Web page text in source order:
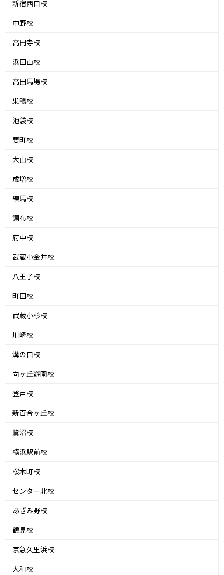
新宿西口校
中野校
高円寺校
浜田山校
高田馬場校
巣鴨校
池袋校
要町校
大山校
成増校
練馬校
調布校
府中校
武蔵小金井校
八王子校
町田校
武蔵小杉校
川崎校
溝の口校
向ヶ丘遊園校
登戸校
新百合ヶ丘校
鷺沼校
横浜駅前校
桜木町校
センター北校
あざみ野校
鶴見校
京急久里浜校
大和校